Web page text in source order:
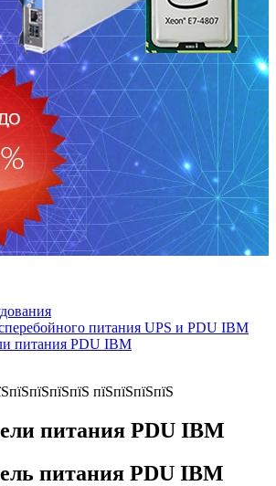
питания UPS и PDU IBM
питания PDU IBM
питания PDU IBM
питания PDU IBM